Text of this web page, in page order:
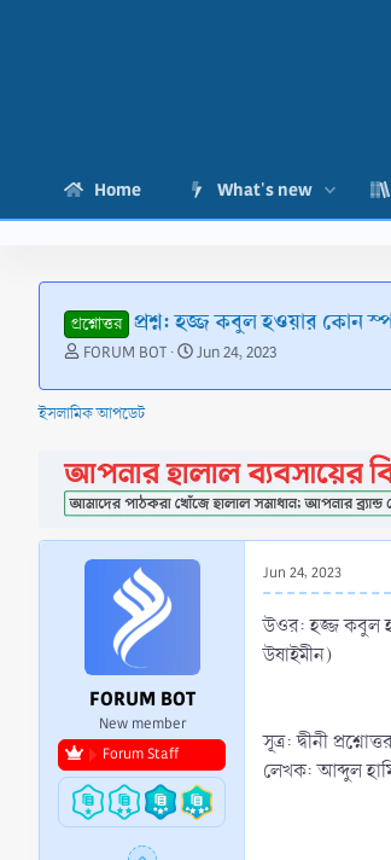
Home What's new
প্রশ্নোত্তর প্রশ্ন: হজ্জ কবুল হওয়ার কোন
T
r
e
d
s
t
a
r
FORUM BOT
S
a
d
a
t
e
Jun 24, 2023
ইসলামিক আপডেট
FORUM BOT
New member
Forum Staff
Jun 24, 2023
উওর: হজ্জ কবুল
উষাইমীন)
সূত্র: দ্বীনী
লেখক: আব্দুল